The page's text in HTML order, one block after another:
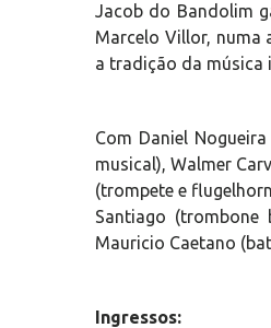
Jacob do Bandolim
Marcelo Villor, numa
a tradição da música
Com Daniel
musical), Walmer
(trompete e
Santiago (trombone
Mauricio Caetano
Ingressos: